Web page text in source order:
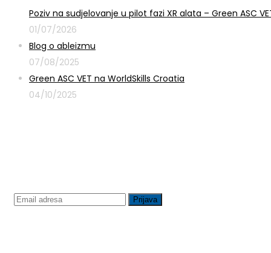
Poziv na sudjelovanje u pilot fazi XR alata – Green ASC
01/07/2026
Blog o ableizmu
07/08/2025
Green ASC VET na WorldSkills Croatia
04/10/2025